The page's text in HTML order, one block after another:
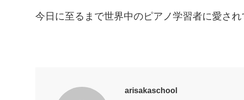
今日に至るまで世界中のピアノ学習者に愛され
arisakaschool